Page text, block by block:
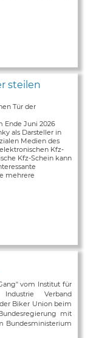
steilen
Tür der
Ende Juni 2026
als Darsteller in
Medien des
Kfz-
Kfz-Schein kann
mehrere
vom Institut für
Verband
Biker Union beim
mit
Bundesministerium